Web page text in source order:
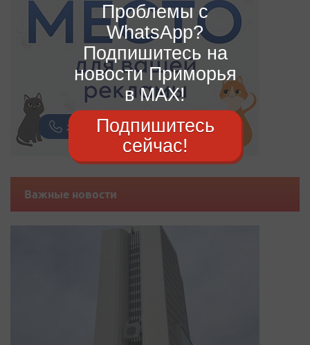
Важные новости
Проблемы с
WhatsApp?
Подпишитесь на
новости Приморья
в MAX!
Подпишитесь
сейчас!